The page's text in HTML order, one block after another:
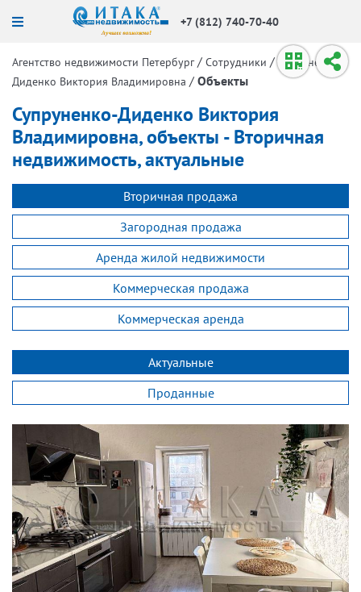
+7 (812) 740-70-40
Агентство недвижимости Петербург / Сотрудники / Супруненко-
Диденко Виктория Владимировна / Объекты
Супруненко-Диденко Виктория
Владимировна, объекты - Вторичная
недвижимость, актуальные
Вторичная продажа
Загородная продажа
Аренда жилой недвижимости
Коммерческая продажа
Коммерческая аренда
Актуальные
Проданные